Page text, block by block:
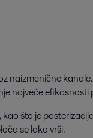
naizmenične
najveće efikasnosti
što je
se lako vrši.